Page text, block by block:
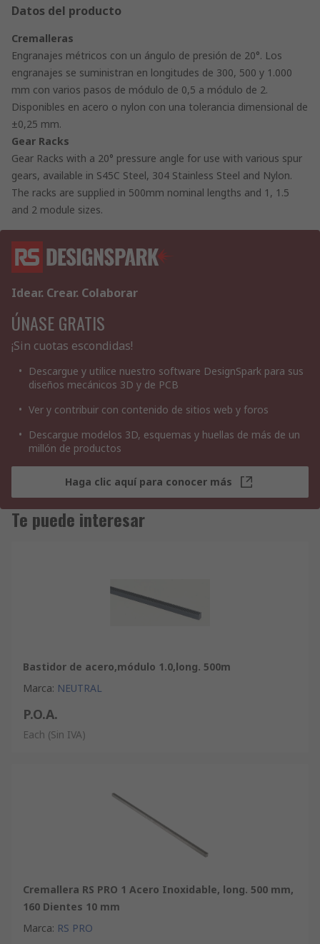
Datos del producto
Cremalleras
Engranajes métricos con un ángulo de presión de 20°. Los
engranajes se suministran en longitudes de 300, 500 y 1.000
mm con varios pasos de módulo de 0,5 a módulo de 2.
Disponibles en acero o nylon con una tolerancia dimensional de
±0,25 mm.
Gear Racks
Gear Racks with a 20° pressure angle for use with various spur
gears, available in S45C Steel, 304 Stainless Steel and Nylon.
The racks are supplied in 500mm nominal lengths and 1, 1.5
and 2 module sizes.
Idear. Crear. Colaborar
ÚNASE GRATIS
¡Sin cuotas escondidas!
Descargue y utilice nuestro software DesignSpark para sus
diseños mecánicos 3D y de PCB
Ver y contribuir con contenido de sitios web y foros
Descargue modelos 3D, esquemas y huellas de más de un
millón de productos
Haga clic aquí para conocer más
Te puede interesar
Bastidor de acero,módulo 1.0,long. 500m
Marca: NEUTRAL
P.O.A.
Each (Sin IVA)
Cremallera RS PRO 1 Acero Inoxidable, long. 500 mm,
160 Dientes 10 mm
Marca: RS PRO